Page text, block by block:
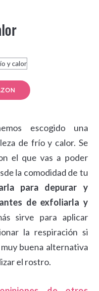
escogido una
de frío y calor. Se
el que vas a poder
la comodidad de tu
para depurar y
de exfoliarla y
sirve para aplicar
la respiración si
buena alternativa
el rostro.